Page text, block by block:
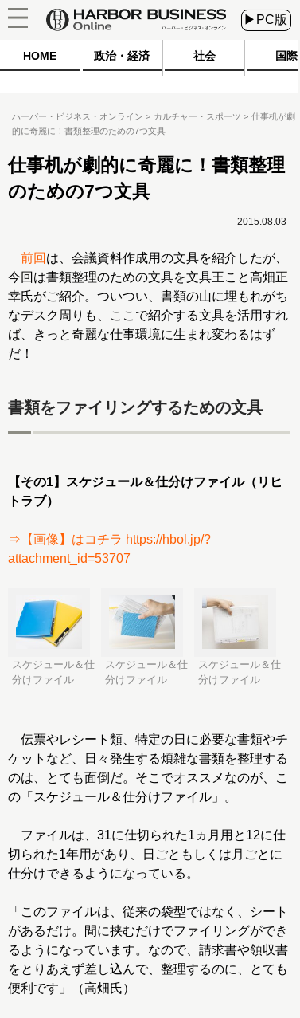
▶PC版
HOME 政治・経済 社会 国際
ハーバー・ビジネス・オンライン カルチャー・スポーツ
仕事机が劇
的に奇麗に！書類整理のための7つ文具
仕事机が劇的に奇麗に！書類整理
のための7つ文具
2015.08.03
前回 は、会議資料作成用の文具を紹介したが、
今回は書類整理のための文具を文具王こと高畑正
幸氏がご紹介。ついつい、書類の山に埋もれがち
なデスク周りも、ここで紹介する文具を活用すれ
ば、きっと奇麗な仕事環境に生まれ変わるはず
だ！
書類をファイリングするための文具
【その1】スケジュール＆仕分けファイル（リヒ
トラブ）
⇒【画像】はコチラ https://hbol.jp/?
attachment_id=53707
スケジュール＆仕
分けファイル
スケジュール＆仕
分けファイル
スケジュール＆仕
分けファイル
伝票やレシート類、特定の日に必要な書類やチ
ケットなど、日々発生する煩雑な書類を整理する
のは、とても面倒だ。そこでオススメなのが、こ
の「スケジュール＆仕分けファイル」。
ファイルは、31に仕切られた1ヵ月用と12に仕
切られた1年用があり、日ごともしくは月ごとに
仕分けできるようになっている。
「このファイルは、従来の袋型ではなく、シート
があるだけ。間に挟むだけでファイリングができ
るようになっています。なので、請求書や領収書
をとりあえず差し込んで、整理するのに、とても
便利です」（高畑氏）